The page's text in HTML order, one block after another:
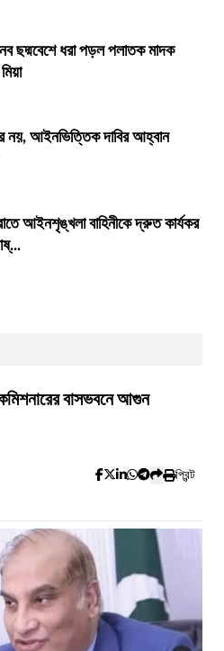
ছদ্মবেশে ধরা পড়ল পলাতক মাদক
নয়, আইনভিত্তিক দাবির আহ্বান
আইনশৃঙ্খলা বাহিনীকে দ্রুত কার্যকর
বাসভবনে আগুন
প্রিন্ট